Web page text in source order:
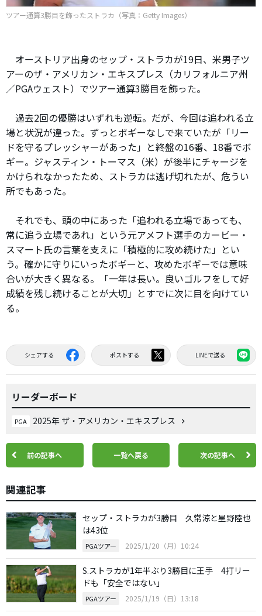
ツアー通算3勝目を飾ったストラカ（写真：Getty Images）
オーストリア出身のセップ・ストラカが19日、米男子ツ
アーのザ・アメリカン・エキスプレス（カリフォルニア州
／PGAウェスト）でツアー通算3勝目を飾った。
過去2回の優勝はいずれも逆転。だが、今回は追われる立
場と状況が違った。ずっとボギーなしで来ていたが「リー
ドを守るプレッシャーがあった」と終盤の16番、18番でボ
ギー。ジャスティン・トーマス（米）が後半にチャージを
かけられなかったため、ストラカは逃げ切れたが、危うい
所でもあった。
それでも、頭の中にあった「追われる立場であっても、
常に追う立場であれ」という元アメフト選手のカービー・
スマート氏の言葉を支えに「積極的に攻め続けた」とい
う。確かに守りにいったボギーと、攻めたボギーでは意味
合いが大きく異なる。「一年は長い。良いゴルフをして好
成績を残し続けることが大切」とすでに次に目を向けてい
る。
シェアする ポストする LINEで送る
リーダーボード
PGA 2025年 ザ・アメリカン・エキスプレス
前の記事へ 一覧へ戻る 次の記事へ
関連記事
セップ・ストラカが3勝目 久常涼と星野陸也
は43位
PGAツアー 2025/1/20（月）10:24
S.ストラカが1年半ぶり3勝目に王手 4打リー
ドも「安全ではない」
PGAツアー 2025/1/19（日）13:18